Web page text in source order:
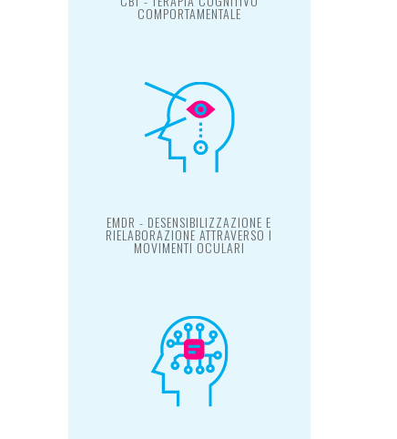
COMPORTAMENTALE
EMDR - DESENSIBILIZZAZIONE E
RIELABORAZIONE ATTRAVERSO I
MOVIMENTI OCULARI